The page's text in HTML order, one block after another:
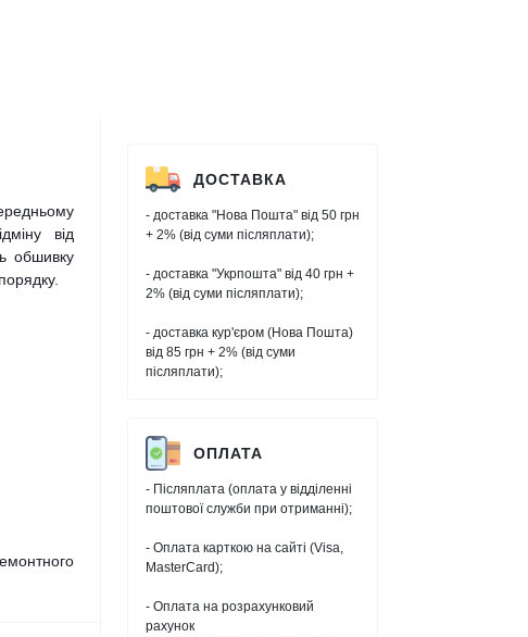
від
обшивку
ДОСТАВКА
- доставка "Нова Пошта" від 50 грн
+ 2% (від суми післяплати);
- доставка "Укрпошта" від 40 грн +
2% (від суми післяплати);
- доставка кур'єром (Нова Пошта)
від 85 грн + 2% (від суми
післяплати);
ОПЛАТА
- Післяплата (оплата у відділенні
поштової служби при отриманні);
- Оплата карткою на сайті (Visa,
MasterCard);
- Оплата на розрахунковий
рахунок